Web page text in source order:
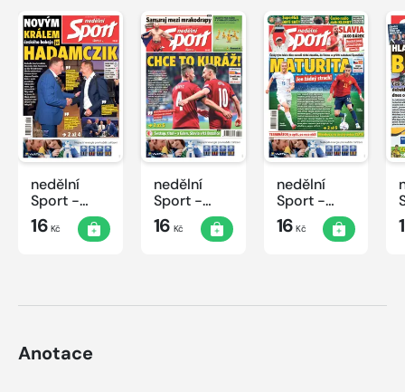
nedělní
Sport -
25/2022
16 Kč
nedělní
Sport -
24/2022
16 Kč
nedělní
Sport -
23/2022
16 Kč
Anotace